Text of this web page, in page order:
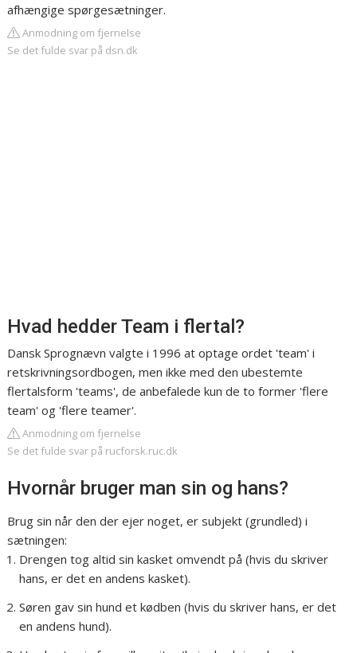
afhængige spørgesætninger.
Anmodning om fjernelse
Se det fulde svar på dsn.dk
Hvad hedder Team i flertal?
Dansk Sprognævn valgte i 1996 at optage ordet 'team' i
retskrivningsordbogen, men ikke med den ubestemte
flertalsform 'teams', de anbefalede kun de to former 'flere
team' og 'flere teamer'.
Anmodning om fjernelse
Se det fulde svar på rucforsk.ruc.dk
Hvornår bruger man sin og hans?
Brug sin når den der ejer noget, er subjekt (grundled) i
sætningen:
Drengen tog altid sin kasket omvendt på (hvis du skriver
hans, er det en andens kasket).
Søren gav sin hund et kødben (hvis du skriver hans, er det
en andens hund).